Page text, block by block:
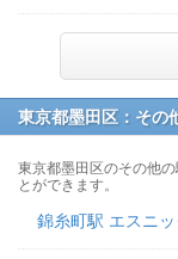
東京都墨田区：その
東京都墨田区のその他
とができます。
錦糸町駅 エスニ